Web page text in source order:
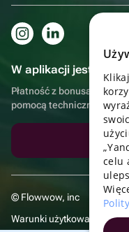
W aplikacji jest to
Płatność z bonusami,
pomocą techniczną
© Flowwow, inc
Warunki użytkowania
celu